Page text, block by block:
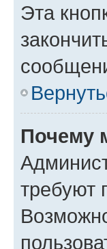
Эта
Почему
требуют